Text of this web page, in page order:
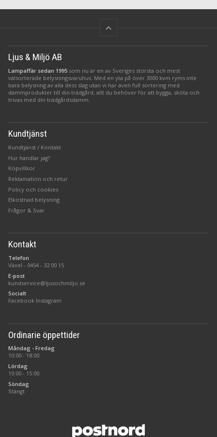
keyboard_arrow_up
Ljus & Miljö AB
Lampaffär sedan 1995 som nu är en av Sveriges största och mest
välsorterade belysningsvaruhus. Med en yta på över 3000 kvm ryms inte
bara belysning av alla dess slag utan vi har även full sortering med
dammprodukter till din trädgård, allt du behöver för att bygga, sköta och
trivas med din trädgårdsdamm.
Kundtjänst
Kundtjänst / Kontakt
Hur handlar jag?
Köpvillkor
Reklamation och retur
Policy och cookies
Elkostnad belysning
Frågor & Svar
Kontakt
Telefon
Växel - 0454 - 32 00 15
E-post
kundservice@ljusochmiljo.se
Socialt
Facebook Instagram
Ordinarie öppettider
Måndag - Fredag
10:00 - 18:00
Lördag
10:00 - 15:00
Söndag
Stängt